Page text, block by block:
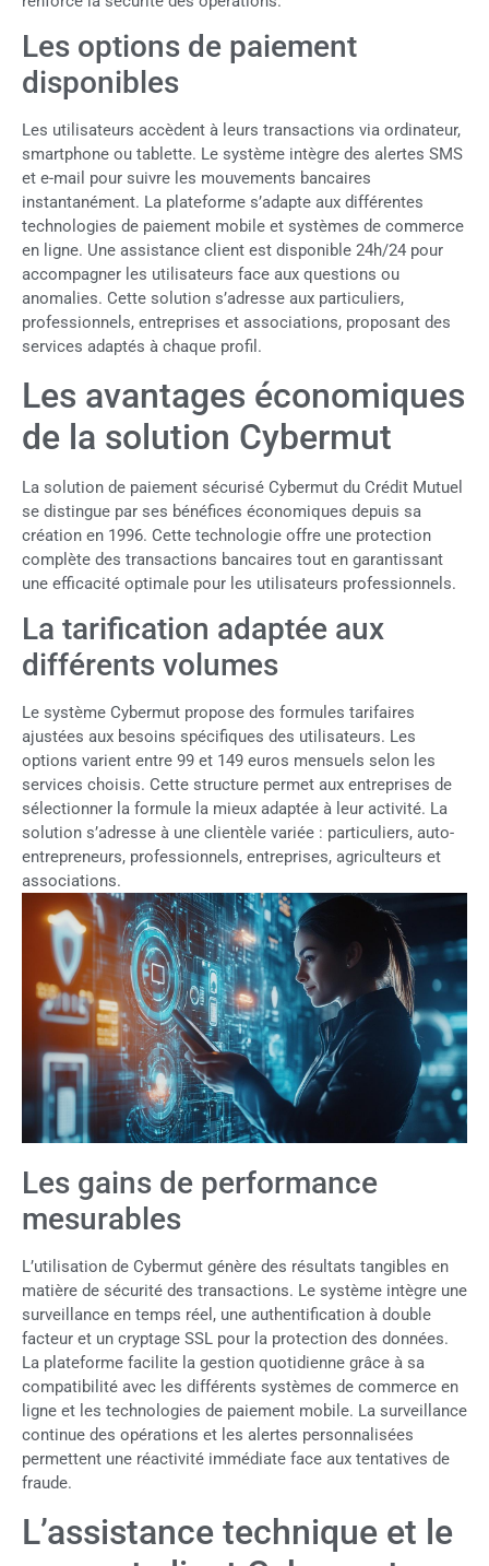
Les options de paiement
disponibles
Les utilisateurs accèdent à leurs transactions via ordinateur,
smartphone ou tablette. Le système intègre des alertes SMS
et e-mail pour suivre les mouvements bancaires
instantanément. La plateforme s’adapte aux différentes
technologies de paiement mobile et systèmes de commerce
en ligne. Une assistance client est disponible 24h/24 pour
accompagner les utilisateurs face aux questions ou
anomalies. Cette solution s’adresse aux particuliers,
professionnels, entreprises et associations, proposant des
services adaptés à chaque profil.
Les avantages économiques
de la solution Cybermut
La solution de paiement sécurisé Cybermut du Crédit Mutuel
se distingue par ses bénéfices économiques depuis sa
création en 1996. Cette technologie offre une protection
complète des transactions bancaires tout en garantissant
une efficacité optimale pour les utilisateurs professionnels.
La tarification adaptée aux
différents volumes
Le système Cybermut propose des formules tarifaires
ajustées aux besoins spécifiques des utilisateurs. Les
options varient entre 99 et 149 euros mensuels selon les
services choisis. Cette structure permet aux entreprises de
sélectionner la formule la mieux adaptée à leur activité. La
solution s’adresse à une clientèle variée : particuliers, auto-
entrepreneurs, professionnels, entreprises, agriculteurs et
associations.
Les gains de performance
mesurables
L’utilisation de Cybermut génère des résultats tangibles en
matière de sécurité des transactions. Le système intègre une
surveillance en temps réel, une authentification à double
facteur et un cryptage SSL pour la protection des données.
La plateforme facilite la gestion quotidienne grâce à sa
compatibilité avec les différents systèmes de commerce en
ligne et les technologies de paiement mobile. La surveillance
continue des opérations et les alertes personnalisées
permettent une réactivité immédiate face aux tentatives de
fraude.
L’assistance technique et le